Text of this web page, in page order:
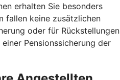
erhalten Sie besonders
fallen keine zusätzlichen
oder für Rückstellungen
Pensionssicherung der